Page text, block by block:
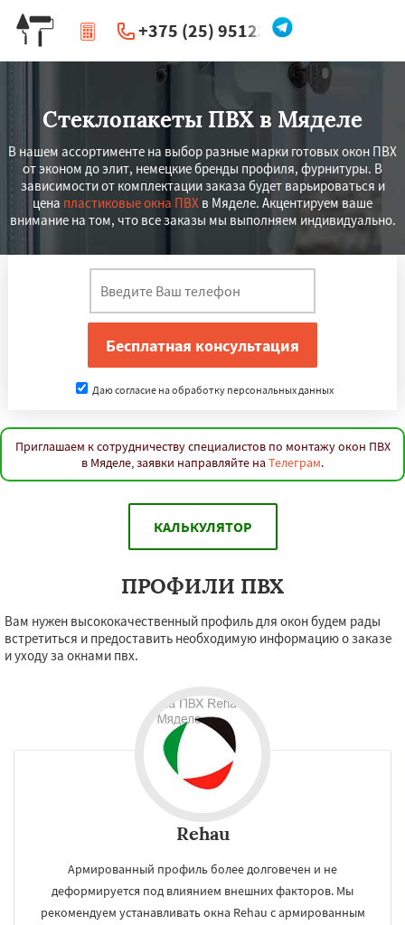
+375 (25) 951234
| Перезвоните мне
Стеклопакеты ПВХ в Мяделе
В нашем ассортименте на выбор разные марки готовых окон ПВХ
от эконом до элит, немецкие бренды профиля, фурнитуры. В
зависимости от комплектации заказа будет варьироваться и
цена пластиковые окна ПВХ в Мяделе. Акцентируем ваше
внимание на том, что все заказы мы выполняем индивидуально.
Даю согласие на обработку персональных данных
Приглашаем к сотрудничеству специалистов по монтажу окон ПВХ
в Мяделе, заявки направляйте на Телеграм.
КАЛЬКУЛЯТОР
ПРОФИЛИ ПВХ
Вам нужен высококачественный профиль для окон будем рады
встретиться и предоставить необходимую информацию о заказе
и уходу за окнами пвх.
Rehau
Армированный профиль более долговечен и не
деформируется под влиянием внешних факторов. Мы
рекомендуем устанавливать окна Rehau с армированным